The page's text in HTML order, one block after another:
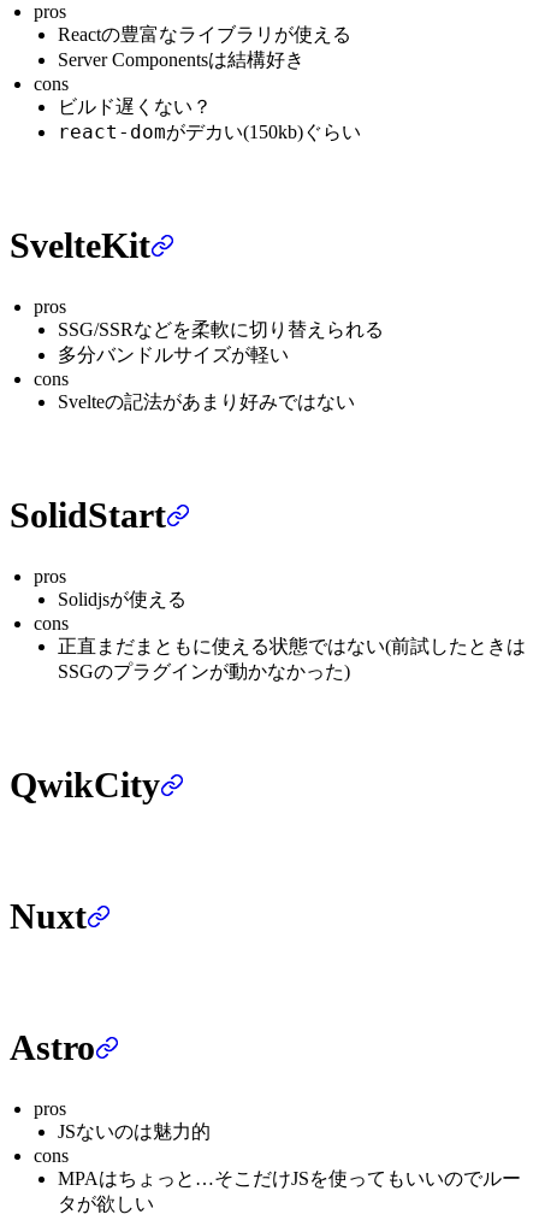
pros
Reactの豊富なライブラリが使える
Server Componentsは結構好き
cons
ビルド遅くない？
react-domがデカい(150kb)ぐらい
SvelteKit
pros
SSG/SSRなどを柔軟に切り替えられる
多分バンドルサイズが軽い
cons
Svelteの記法があまり好みではない
SolidStart
pros
Solidjsが使える
cons
正直まだまともに使える状態ではない(前試したときは
SSGのプラグインが動かなかった)
QwikCity
Nuxt
Astro
pros
JSないのは魅力的
cons
MPAはちょっと…そこだけJSを使ってもいいのでルー
タが欲しい